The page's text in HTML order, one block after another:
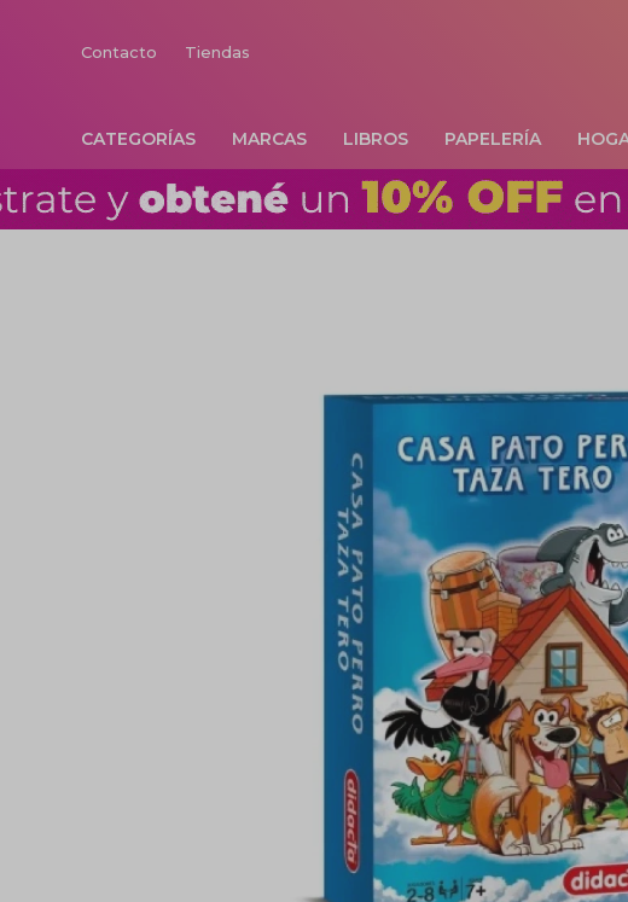
CATEGORÍAS MARCAS LIBROS PAPELERÍA
Contacto Tiendas